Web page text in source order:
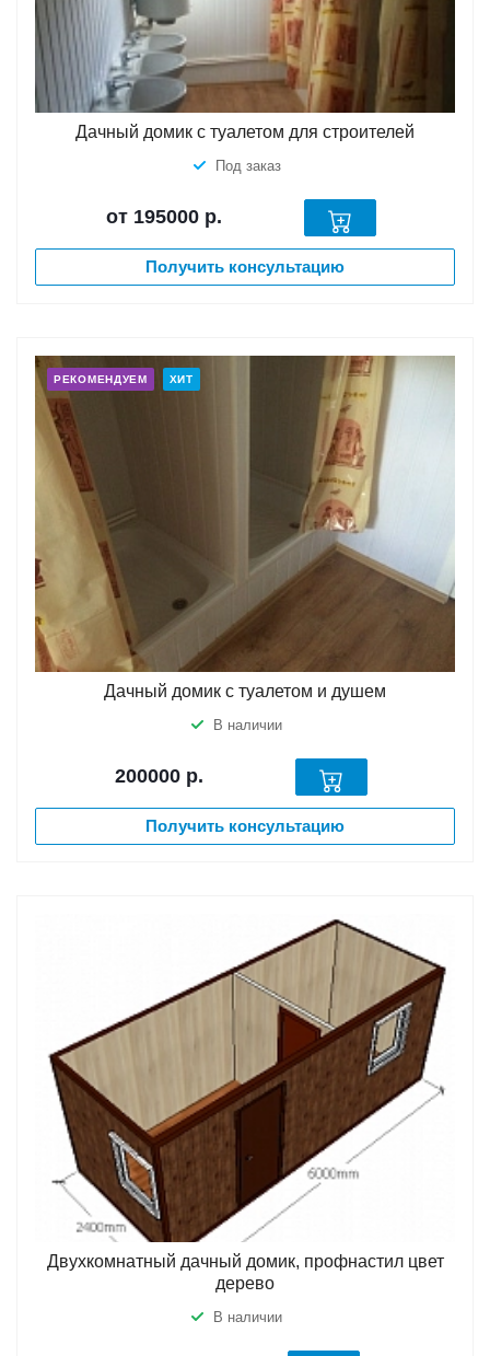
Дачный домик с туалетом для строителей
Под заказ
от 195000 р.
Получить консультацию
РЕКОМЕНДУЕМ ХИТ
Дачный домик с туалетом и душем
В наличии
200000 р.
Получить консультацию
Двухкомнатный дачный домик, профнастил цвет
дерево
В наличии